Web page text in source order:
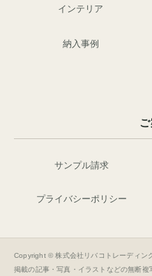
インテリア
納入事例
サンプル請求
プライバシーポリシー
Copyright © 株式会社リバコトレーディン
掲載の記事・写真・イラストなどの無断複